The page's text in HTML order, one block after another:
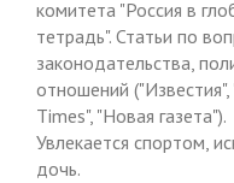
комитета "Россия в
тетрадь". Статьи по
законодательства,
отношений
Times", "Новая газета").
Увлекается спортом,
дочь.